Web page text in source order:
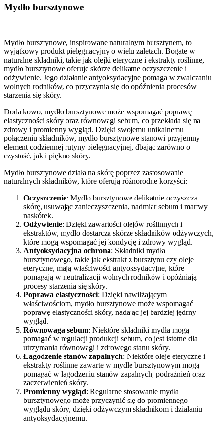
Mydło bursztynowe
Mydło bursztynowe, inspirowane naturalnym bursztynem, to
wyjątkowy produkt pielęgnacyjny o wielu zaletach. Bogate w
naturalne składniki, takie jak olejki eteryczne i ekstrakty roślinne,
mydło bursztynowe oferuje skórze delikatne oczyszczenie i
odżywienie. Jego działanie antyoksydacyjne pomaga w zwalczaniu
wolnych rodników, co przyczynia się do opóźnienia procesów
starzenia się skóry.
Dodatkowo, mydło bursztynowe może wspomagać poprawę
elastyczności skóry oraz równowagi sebum, co przekłada się na
zdrowy i promienny wygląd. Dzięki swojemu unikalnemu
połączeniu składników, mydło bursztynowe stanowi przyjemny
element codziennej rutyny pielęgnacyjnej, dbając zarówno o
czystość, jak i piękno skóry.
Mydło bursztynowe działa na skórę poprzez zastosowanie
naturalnych składników, które oferują różnorodne korzyści:
Oczyszczenie: Mydło bursztynowe delikatnie oczyszcza
skórę, usuwając zanieczyszczenia, nadmiar sebum i martwy
naskórek.
Odżywienie: Dzięki zawartości olejów roślinnych i
ekstraktów, mydło dostarcza skórze składników odżywczych,
które mogą wspomagać jej kondycję i zdrowy wygląd.
Antyoksydacyjna ochrona: Składniki mydła
bursztynowego, takie jak ekstrakt z bursztynu czy oleje
eteryczne, mają właściwości antyoksydacyjne, które
pomagają w neutralizacji wolnych rodników i opóźniają
procesy starzenia się skóry.
Poprawa elastyczności: Dzięki nawilżającym
właściwościom, mydło bursztynowe może wspomagać
poprawę elastyczności skóry, nadając jej bardziej jędrny
wygląd.
Równowaga sebum: Niektóre składniki mydła mogą
pomagać w regulacji produkcji sebum, co jest istotne dla
utrzymania równowagi i zdrowego stanu skóry.
Łagodzenie stanów zapalnych: Niektóre oleje eteryczne i
ekstrakty roślinne zawarte w mydle bursztynowym mogą
pomagać w łagodzeniu stanów zapalnych, podrażnień oraz
zaczerwienień skóry.
Promienny wygląd: Regularne stosowanie mydła
bursztynowego może przyczynić się do promiennego
wyglądu skóry, dzięki odżywczym składnikom i działaniu
antyoksydacyjnemu.